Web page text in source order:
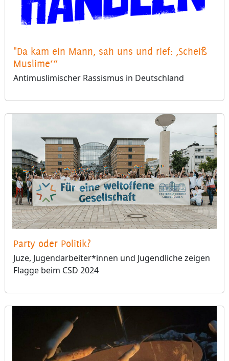
"Da kam ein Mann, sah uns und rief: ‚Scheiß
Muslime‘“
Antimuslimischer Rassismus in Deutschland
Party oder Politik?
Juze, Jugendarbeiter*innen und Jugendliche zeigen
Flagge beim CSD 2024